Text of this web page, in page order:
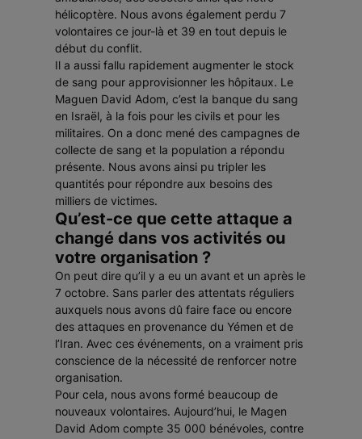
hélicoptère. Nous avons également perdu 7
volontaires ce jour-là et 39 en tout depuis le
début du conflit.
Il a aussi fallu rapidement augmenter le stock
de sang pour approvisionner les hôpitaux. Le
Maguen David Adom, c’est la banque du sang
en Israël, à la fois pour les civils et pour les
militaires. On a donc mené des campagnes de
collecte de sang et la population a répondu
présente. Nous avons ainsi pu tripler les
quantités pour répondre aux besoins des
milliers de victimes.
Qu’est-ce que cette attaque a
changé dans vos activités ou
votre organisation ?
On peut dire qu’il y a eu un avant et un après le
7 octobre. Sans parler des attentats réguliers
auxquels nous avons dû faire face ou encore
des attaques en provenance du Yémen et de
l’Iran. Avec ces événements, on a vraiment pris
conscience de la nécessité de renforcer notre
organisation.
Pour cela, nous avons formé beaucoup de
nouveaux volontaires. Aujourd’hui, le Magen
David Adom compte 35 000 bénévoles, contre